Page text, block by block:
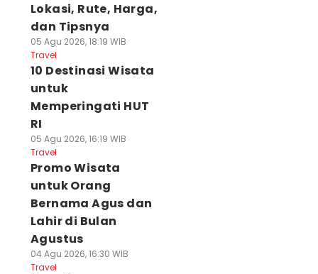
Lokasi, Rute, Harga,
dan Tipsnya
05 Agu 2026, 18:19 WIB
Travel
10 Destinasi Wisata
untuk
Memperingati HUT
RI
05 Agu 2026, 16:19 WIB
Travel
Promo Wisata
untuk Orang
Bernama Agus dan
Lahir di Bulan
Agustus
04 Agu 2026, 16:30 WIB
Travel